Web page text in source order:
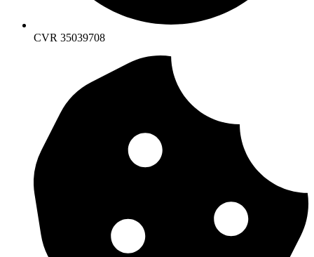
CVR 35039708